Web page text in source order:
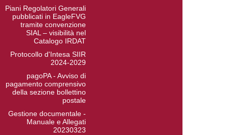
Piani Regolatori Generali
pubblicati in EagleFVG
tramite convenzione
SIAL – visibilità nel
Catalogo IRDAT
Protocollo d'Intesa SIIR
2024-2029
pagoPA - Avviso di
pagamento comprensivo
della sezione bollettino
postale
Gestione documentale -
Manuale e Allegati
20230323